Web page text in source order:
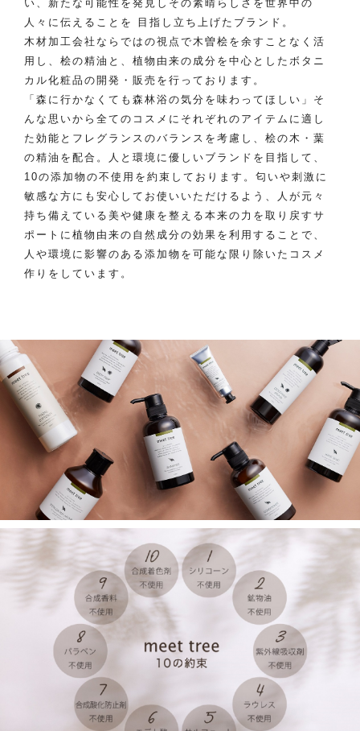
い、新たな可能性を発見しその素晴らしさを世界中の
人々に伝えることを 目指し立ち上げたブランド。
木材加工会社ならではの視点で木曽桧を余すことなく活
用し、桧の精油と、植物由来の成分を中心としたボタニ
カル化粧品の開発・販売を行っております。
「森に行かなくても森林浴の気分を味わってほしい」そ
んな思いから全てのコスメにそれぞれのアイテムに適し
た効能とフレグランスのバランスを考慮し、桧の木・葉
の精油を配合。人と環境に優しいブランドを目指して、
10の添加物の不使用を約束しております。匂いや刺激に
敏感な方にも安心してお使いいただけるよう、人が元々
持ち備えている美や健康を整える本来の力を取り戻すサ
ポートに植物由来の自然成分の効果を利用することで、
人や環境に影響のある添加物を可能な限り除いたコスメ
作りをしています。